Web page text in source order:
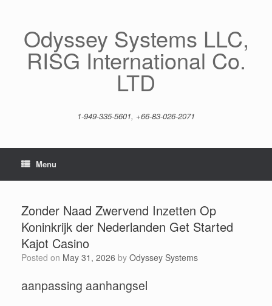
Odyssey Systems LLC,
RISG International Co.
LTD
1-949-335-5601, +66-83-026-2071
Menu
Zonder Naad Zwervend Inzetten Op
Koninkrijk der Nederlanden Get Started
Kajot Casino
Posted on May 31, 2026 by Odyssey Systems
aanpassing aanhangsel